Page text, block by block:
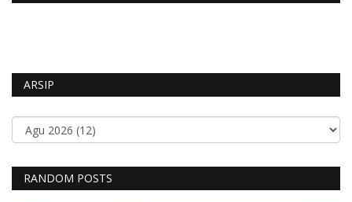
ARSIP
RANDOM POSTS